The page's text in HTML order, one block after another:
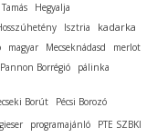
Hegyalja
Isztria kadarka
magyar Mecseknádasd
merlot
Pannon Borrégió pálinka
Borút Pécsi Borozó
programajánló
PTE SZBKI